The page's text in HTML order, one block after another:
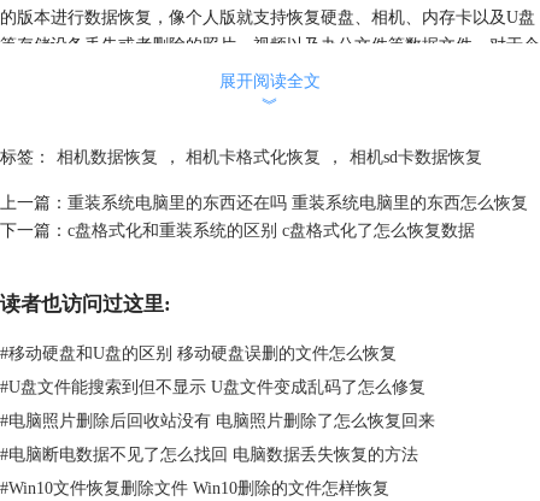
的版本进行数据恢复，像个人版就支持恢复硬盘、相机、内存卡以及U盘
等存储设备丢失或者删除的照片、视频以及办公文件等数据文件，对于个
1.在EasyRecovery数据恢复软件的“选择恢复内容”主界面选择要恢复的数
击“下一个”。
展开阅读全文
︾
标签： 相机数据恢复 ， 相机卡格式化恢复 ， 相机sd卡数据恢复
上一篇： 重装系统电脑里的东西还在吗 重装系统电脑里的东西怎么恢复
下一篇： c盘格式化和重装系统的区别 c盘格式化了怎么恢复数据
读者也访问过这里:
#移动硬盘和U盘的区别 移动硬盘误删的文件怎么恢复
#U盘文件能搜索到但不显示 U盘文件变成乱码了怎么修复
#电脑照片删除后回收站没有 电脑照片删除了怎么恢复回来
#电脑断电数据不见了怎么找回 电脑数据丢失恢复的方法
#Win10文件恢复删除文件 Win10删除的文件怎样恢复